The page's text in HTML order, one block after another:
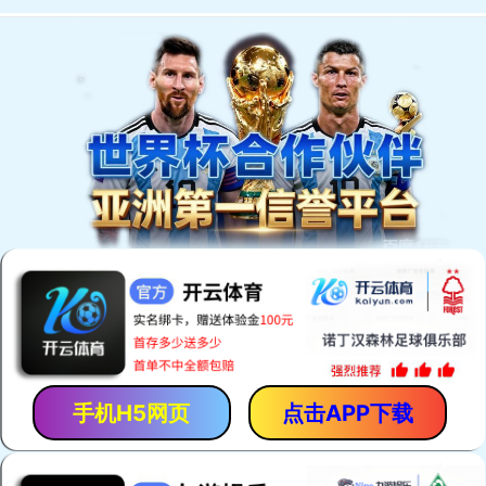
关于公司 新闻动态 公司产品
案例展示 人才招聘 技术支持 联系我们